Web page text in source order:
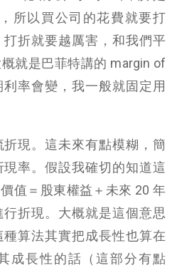
所以買公司的花費就要打
折就要越厲害，和我們平
就是巴菲特講的 margin of
率會變，我一般就固定用
現。這未來有點模糊，簡
率。假設我確切的知道這
值＝股東權益＋未來 20 年
折現。大概就是這個意思
算法其實把成長性也算在
成長性的話（這部分有點